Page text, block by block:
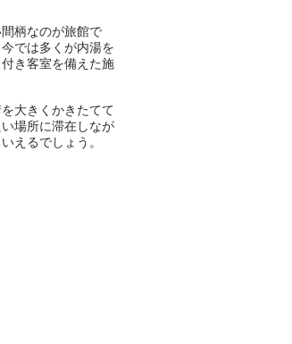
柄なのが旅館で
では多くが内湯を
き客室を備えた施
大きくかきたてて
場所に滞在しなが
えるでしょう。